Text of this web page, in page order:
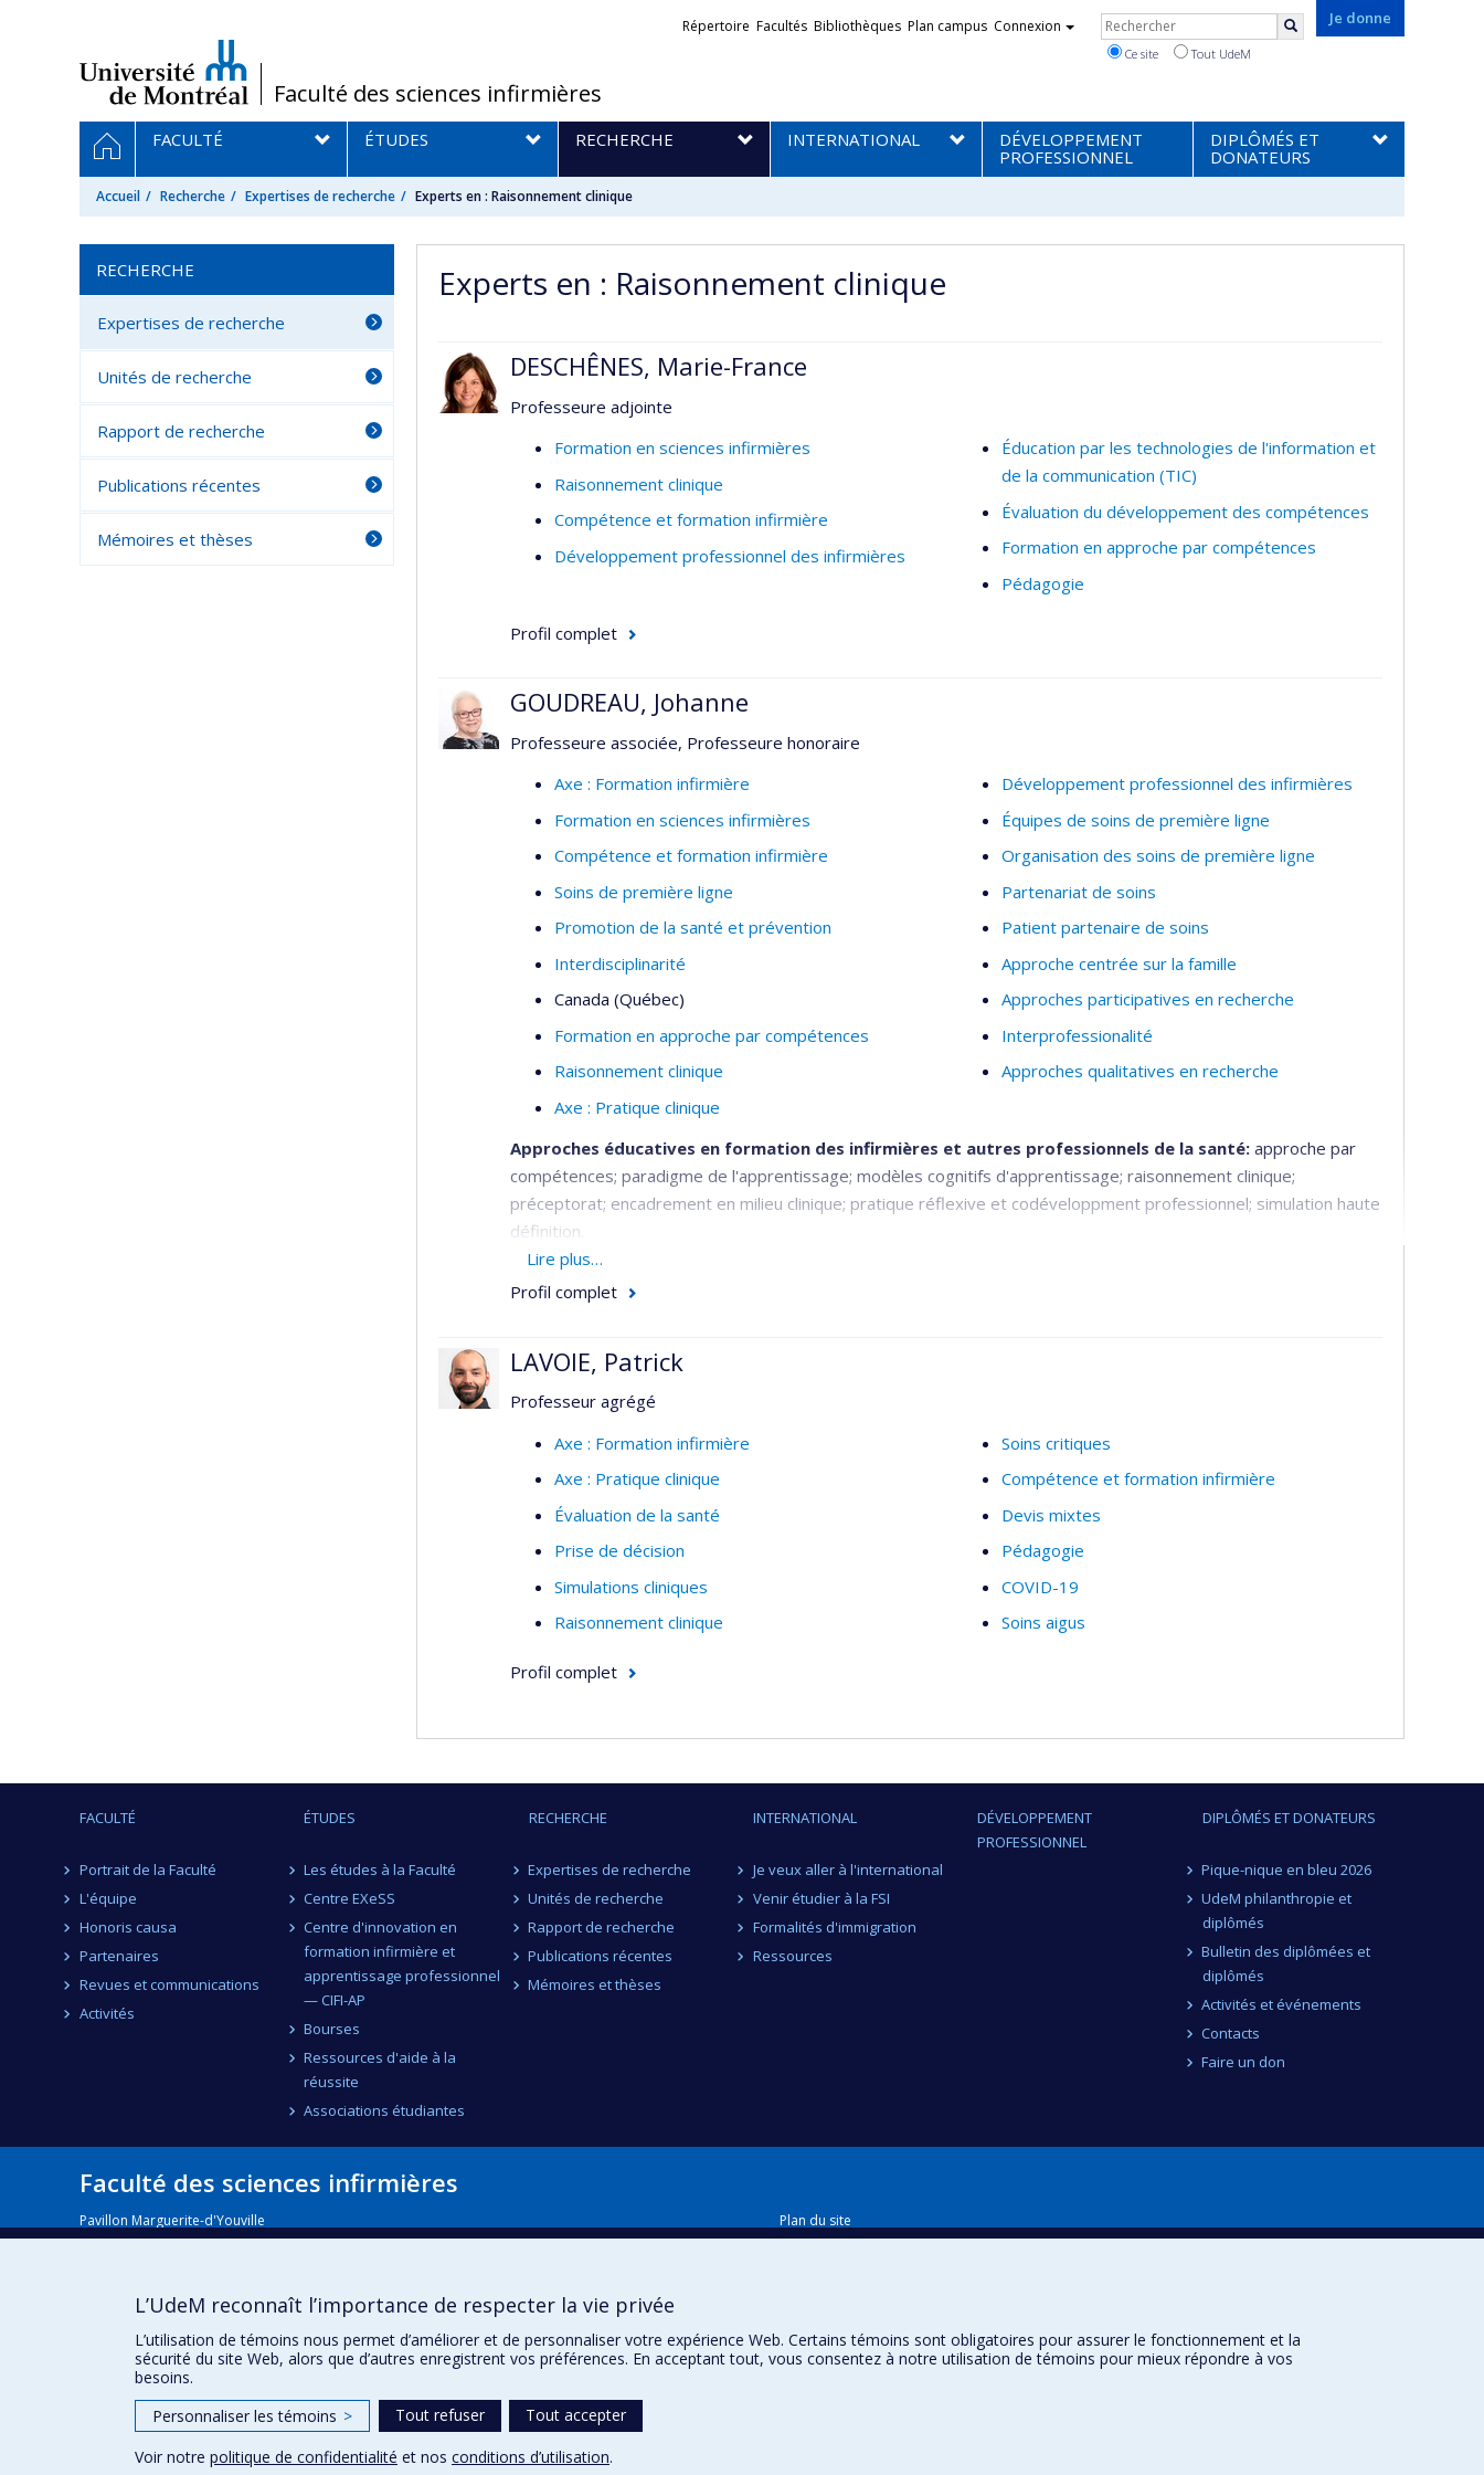
/Faculté des sciences infirmières
Je donne
Liens
Répertoire Facultés Bibliothèques Plan campus Connexion Rechercher
Ce site Tout UdeM
Navigation
principale
ACCUEIL
FACULTÉ ÉTUDES RECHERCHE INTERNATIONAL
DÉVELOPPEMENT
PROFESSIONNEL
DIPLÔMÉS ET
DONATEURS
Accueil Recherche Expertises de recherche Experts en : Raisonnement clinique
Experts en : Raisonnement clinique
DESCHÊNES, Marie-France
Professeure adjointe
Formation en sciences infirmières
Raisonnement clinique
Compétence et formation infirmière
Développement professionnel des infirmières
Éducation par les technologies de l'information et
de la communication (TIC)
Évaluation du développement des compétences
Formation en approche par compétences
Pédagogie
Profil complet
GOUDREAU, Johanne
Professeure associée, Professeure honoraire
Axe : Formation infirmière
Formation en sciences infirmières
Compétence et formation infirmière
Soins de première ligne
Promotion de la santé et prévention
Interdisciplinarité
Canada (Québec)
Formation en approche par compétences
Raisonnement clinique
Axe : Pratique clinique
Développement professionnel des infirmières
Équipes de soins de première ligne
Organisation des soins de première ligne
Partenariat de soins
Patient partenaire de soins
Approche centrée sur la famille
Approches participatives en recherche
Interprofessionalité
Approches qualitatives en recherche
Approches éducatives en formation des infirmières et autres professionnels de la santé: approche par
compétences; paradigme de l'apprentissage; modèles cognitifs d'apprentissage; raisonnement clinique;
préceptorat; encadrement en milieu clinique; pratique réflexive et codéveloppment professionnel; simulation haute
définition.
Soins de première ligne:
interprofessionnelle; rôle de l'infirmière; partenariat patients-familles-professionnels
recherche qualitative: phénoménologie, ethnographie,
Lire plus…
Profil complet
LAVOIE, Patrick
Professeur agrégé
Axe : Formation infirmière
Axe : Pratique clinique
Évaluation de la santé
Prise de décision
Simulations cliniques
Raisonnement clinique
Soins critiques
Compétence et formation infirmière
Devis mixtes
Pédagogie
COVID-19
Soins aigus
Profil complet
RECHERCHE
Expertises de recherche
Unités de recherche
Rapport de recherche
Publications récentes
Mémoires et thèses
FACULTÉ
Portrait de la Faculté
L'équipe
Honoris causa
Partenaires
Revues et communications
Activités
ÉTUDES
Les études à la Faculté
Centre EXeSS
Centre d'innovation en
formation infirmière et
apprentissage professionnel
— CIFI-AP
Bourses
Ressources d'aide à la
réussite
Associations étudiantes
RECHERCHE
Expertises de recherche
Unités de recherche
Rapport de recherche
Publications récentes
Mémoires et thèses
INTERNATIONAL
Je veux aller à l'international
Venir étudier à la FSI
Formalités d'immigration
Ressources
DÉVELOPPEMENT
PROFESSIONNEL
DIPLÔMÉS ET DONATEURS
Pique-nique en bleu 2026
UdeM philanthropie et
diplômés
Bulletin des diplômées et
diplômés
Activités et événements
Contacts
Faire un don
Faculté des sciences infirmières
Pavillon Marguerite-d'Youville
2375, chemin de la Côte-Sainte-Catherine
Lien Google Maps
Nous joindre
Plan du site
Confidentialité Conditions d’utilisation Paramètres des témoins
L’UdeM reconnaît l’importance de respecter la vie privée
L’utilisation de témoins nous permet d’améliorer et de personnaliser votre expérience Web. Certains témoins sont obligatoires pour assurer le fonctionnement et la
sécurité du site Web, alors que d’autres enregistrent vos préférences. En acceptant tout, vous consentez à notre utilisation de témoins pour mieux répondre à vos
besoins.
Personnaliser les témoins > Tout refuser
Tout accepter
Voir notre politique de confidentialité et nos conditions d’utilisation.